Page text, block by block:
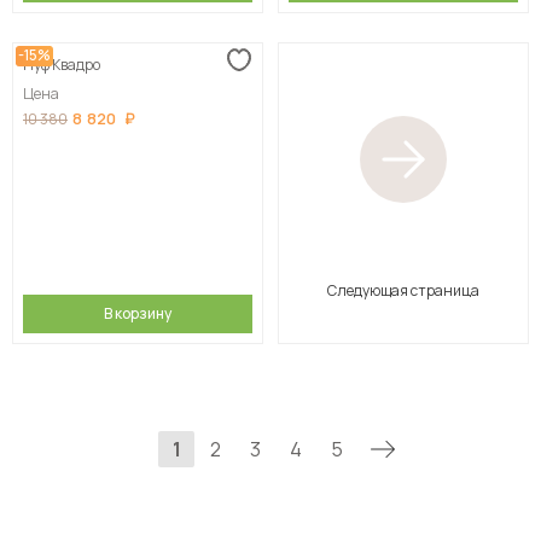
-15%
Пуф Квадро
Цена
10 380 8 820
В корзину
Следующая страница
1 2 3 4 5